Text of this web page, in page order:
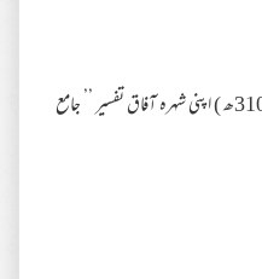
امام ابو جعفر محمد بن جریر الطبری ( المتوفی 310ھ ) اپنی شہرہ آفاق تفسیر ’’ جامع